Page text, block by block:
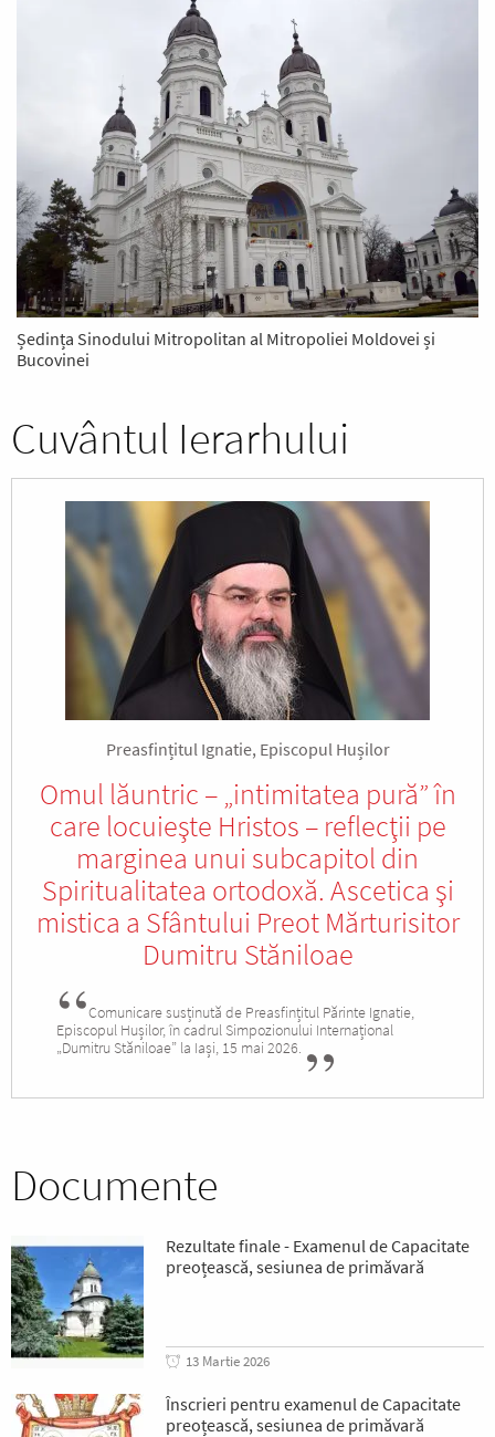
Ședința Sinodului Mitropolitan al Mitropoliei Moldovei și
Bucovinei
Cuvântul Ierarhului
Preasfințitul Ignatie, Episcopul Hușilor
Omul lăuntric – „intimitatea pură” în
care locuieşte Hristos – reflecţii pe
marginea unui subcapitol din
Spiritualitatea ortodoxă. Ascetica şi
mistica a Sfântului Preot Mărturisitor
Dumitru Stăniloae
Comunicare susținută de Preasfințitul Părinte Ignatie,
Episcopul Hușilor, în cadrul Simpozionului Internațional
„Dumitru Stăniloae” la Iași, 15 mai 2026.
Documente
Rezultate finale - Examenul de Capacitate
preoțească, sesiunea de primăvară
13 Martie 2026
Înscrieri pentru examenul de Capacitate
preoțească, sesiunea de primăvară